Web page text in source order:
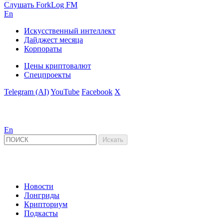
Слушать ForkLog FM
En
Искусственный интеллект
Дайджест месяца
Корпораты
Цены криптовалют
Спецпроекты
Telegram (AI)YouTube Facebook X
En
Новости
Лонгриды
Крипториум
Подкасты